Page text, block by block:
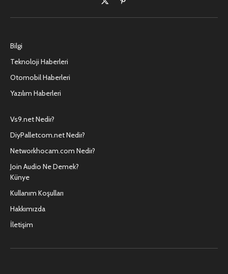
X
(Twitter)
Pinterest'in
Bilgi
Teknoloji Haberleri
Otomobil Haberleri
Yazılım Haberleri
Vs9.net Nedir?
DiyPalletcom.net Nedir?
Networkhocam.com Nedir?
Join Audio Ne Demek?
Künye
Kullanım Koşulları
Hakkımızda
İletişim